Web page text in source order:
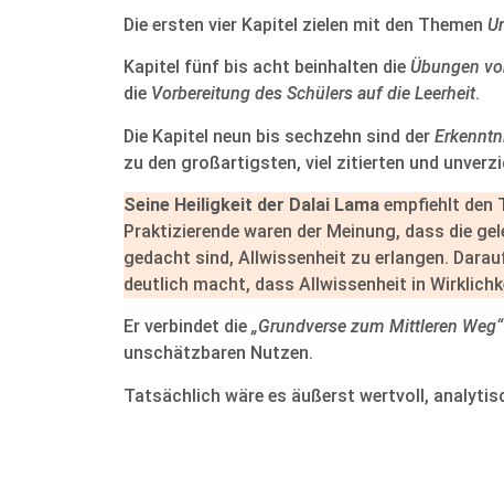
Die ersten vier Kapitel zielen mit den Themen
Kapitel fünf bis acht beinhalten die Übungen
die Vorbereitung des Schülers auf die Leerheit.
Die Kapitel neun bis sechzehn sind der
zu den großartigsten, viel zitierten und
Seine Heiligkeit der Dalai Lama empfiehlt den
Praktizierende waren der Meinung, dass die
gedacht sind, Allwissenheit zu erlangen.
deutlich macht, dass Allwissenheit in
Er verbindet die „Grundverse zum Mittleren Weg“
unschätzbaren Nutzen.
Tatsächlich wäre es äußerst wertvoll,